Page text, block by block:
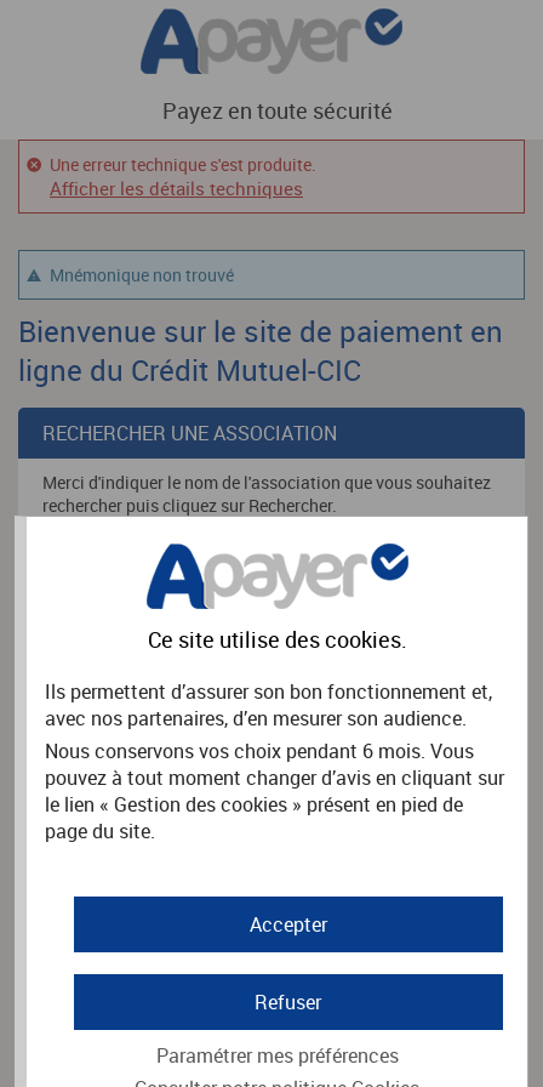
Payez en toute sécurité
Une erreur technique s'est produite.
Afficher les détails techniques
Mnémonique non trouvé
Bienvenue sur le site de paiement en
ligne du Crédit Mutuel-CIC
RECHERCHER UNE ASSOCIATION
Merci d'indiquer le nom de l'association que vous souhaitez
rechercher puis cliquez sur Rechercher.
Nom de l'association *
Rechercher
PAYER UNE FACTURE
Vous souhaitez payer une facture.
Merci d'indiquer le nom de l'organisme émetteur de la facture
puis cliquez sur Rechercher.
Nom de l'organisme *
Rechercher
Ce site utilise descookies.
Ils permettent d’assurer son bon fonctionnement et,
avec nos partenaires, d’en mesurer son audience.
Nous conservons vos choix pendant 6 mois. Vous
pouvez à tout moment changer d’avis en cliquant sur
le lien « Gestion des cookies » présent en pied de
page du site.
Accepter
Refuser
Paramétrer mes préférences